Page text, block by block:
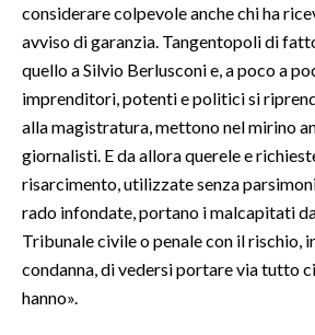
considerare colpevole anche chi ha
avviso di garanzia. Tangentopoli di
quello a Silvio Berlusconi e, a poco a
imprenditori, potenti e politici si
alla magistratura, mettono nel mirino
giornalisti. E da allora querele e
risarcimento, utilizzate senza
rado infondate, portano i malcapitati
Tribunale civile o penale con il rischio,
condanna, di vedersi portare via tutto
hanno».